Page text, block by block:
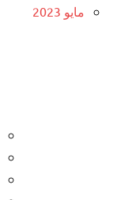
مايو 2023